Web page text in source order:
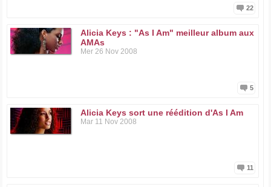
22
Alicia Keys : "As I Am" meilleur album aux
AMAs
Mer 26 Nov 2008
5
Alicia Keys sort une réédition d'As I Am
Mar 11 Nov 2008
11